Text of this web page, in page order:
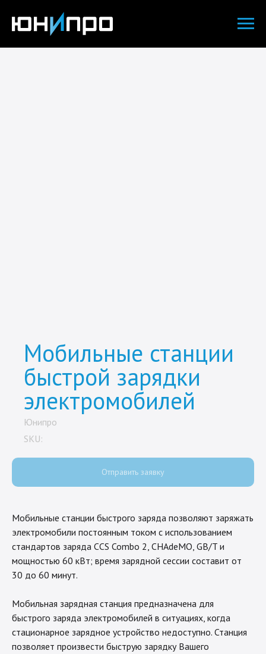
Мобильные станции
быстрой зарядки
электромобилей
Юнипро
SKU:
Отправить заявку
Мобильные станции быстрого заряда позволяют заряжать
электромобили постоянным током с использованием
стандартов заряда CCS Combo 2, CHAdeMO, GB/T и
мощностью 60 кВт; время зарядной сессии составит от
30 до 60 минут.
Мобильная зарядная станция предназначена для
быстрого заряда электромобилей в ситуациях, когда
стационарное зарядное устройство недоступно. Станция
позволяет произвести быструю зарядку Вашего